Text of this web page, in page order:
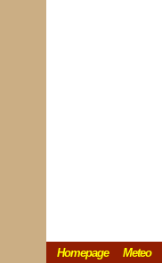
Homepage Meteo